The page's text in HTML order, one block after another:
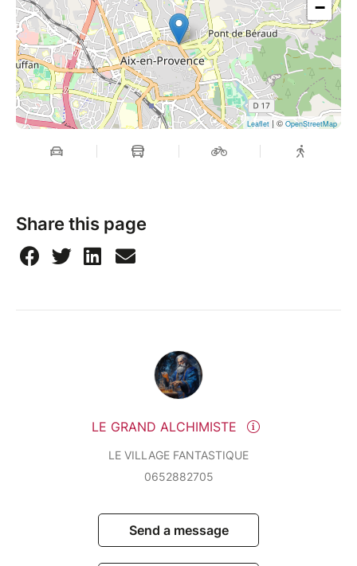
MERCI pour votre participation, VOUS êtes
fantastiques !
−
Leaflet | © OpenStreetMap
Share this page
LE GRAND ALCHIMISTE
LE VILLAGE FANTASTIQUE
0652882705
Send a message